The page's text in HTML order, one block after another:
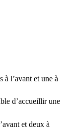
à l’avant et une à
d’accueillir une
et deux à